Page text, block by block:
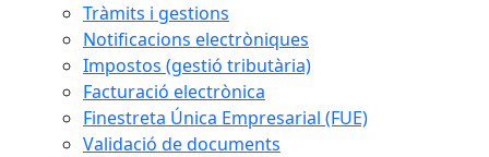
Tràmits i gestions
Notificacions electròniques
Impostos (gestió tributària)
Facturació electrònica
Finestreta Única Empresarial (FUE)
Validació de documents